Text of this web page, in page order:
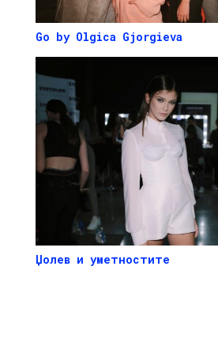
Go by Olgica Gjorgieva
Џолев и уметностите